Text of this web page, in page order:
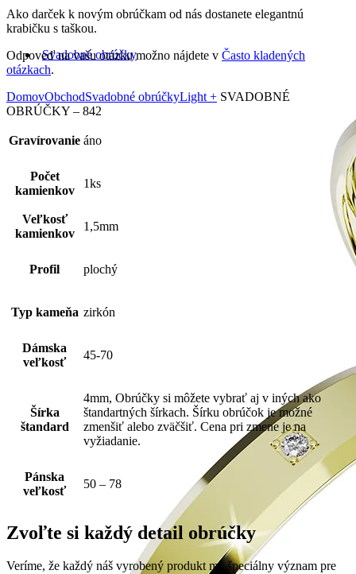
Svadobné obrúčky
Ako darček k novým obrúčkam od nás dostanete elegantnú
krabičku s taškou.
Odpoveď na vašu otázku možno nájdete v Často kladených
otázkach.
DomovObchodSvadobné obrúčkyLight + SVADOBNÉ
OBRÚČKY – 842
Gravírovanie áno
Počet
kamienkov
1ks
Veľkosť
kamienkov
1,5mm
Profil plochý
Typ kameňa zirkón
Dámska
veľkosť
45-70
Šírka
štandard
4mm, Obrúčky si môžete vybrať aj v iných ako
štandartných šírkach. Šírku obrúčok je možné
zmenšiť alebo zväčšiť. Cena pri zmene je na
vyžiadanie.
Pánska
veľkosť
50 – 78
Zvoľte si každý detail obrúčky
Veríme, že každý náš vyrobený produkt má špeciálny význam pre